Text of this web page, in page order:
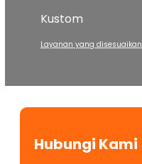
Kustom
Layanan yang disesuaikan
Hubungi Kami